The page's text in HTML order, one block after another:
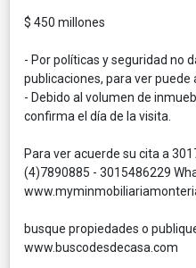
$ 450 millones
- Por políticas y seguridad no
publicaciones, para ver puede
- Debido al volumen de
confirma el día de la visita.
Para ver acuerde su cita a
(4)7890885 - 3015486229
busque propiedades o
www.buscodesdecasa.com